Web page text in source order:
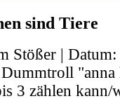
sind Tiere
Stößer | Datum:
"anna
3 zählen kann/